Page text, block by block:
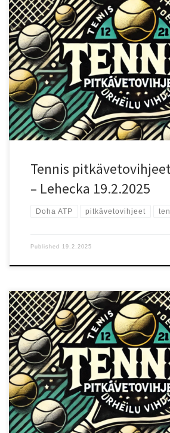
Ottelun lähtökohdat Doha ATP -turnauksen
kohtaavat Fabian Marozsan (ranking 57) ja
Marozsan johtaa keskinäisiä kohtaamisia
pienen henkisen edun. Nopea kovakenttä
pelaajia, sillä molemmat pelaavat
peliä. Testaa uusi vedonlyöntisivu!: Testaa
eduilla! Pelaajien vire ja tilastot Marozsan
pelaaja, joka pystyy hallitsemaan ralleja
ja tarkalla peruslyöntipelillä. Hänen pelinsä
nopeilla alustoilla, ja hän on osoittanut
kovia nimiä. Lehecka on vahva syöttäjä ja
joka pyrkii ratkaisemaan pisteitä nopeasti.
Tennis
– Lehecka 19.2.2025
Doha ATP pitkävetovihjeet
Published 19.2.2025
Ottelun lähtökohdat Doha ATP -turnauksen
kohtaavat Matteo Berrettini (ranking 35) ja
(ranking 51). Griekspoor johtaa keskinäisiä
antaa hänelle pienen henkisen edun.
molemmille, sillä molemmat pelaajat
ja aggressiiviseen peruslyöntipeliin. Testaa
Testaa uutta Betizyä reiluilla eduilla!
Berrettini on vahvan syötön ja tehokkaan
rakentava pelaaja, joka pelaa
Hänen pelinsä perustuu nopeisiin
mutta hänen haasteenaan on ollut